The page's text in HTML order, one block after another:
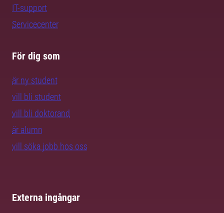
IT-support
Servicecenter
För dig som
är ny student
vill bli student
vill bli doktorand
är alumn
vill söka jobb hos oss
Externa ingångar